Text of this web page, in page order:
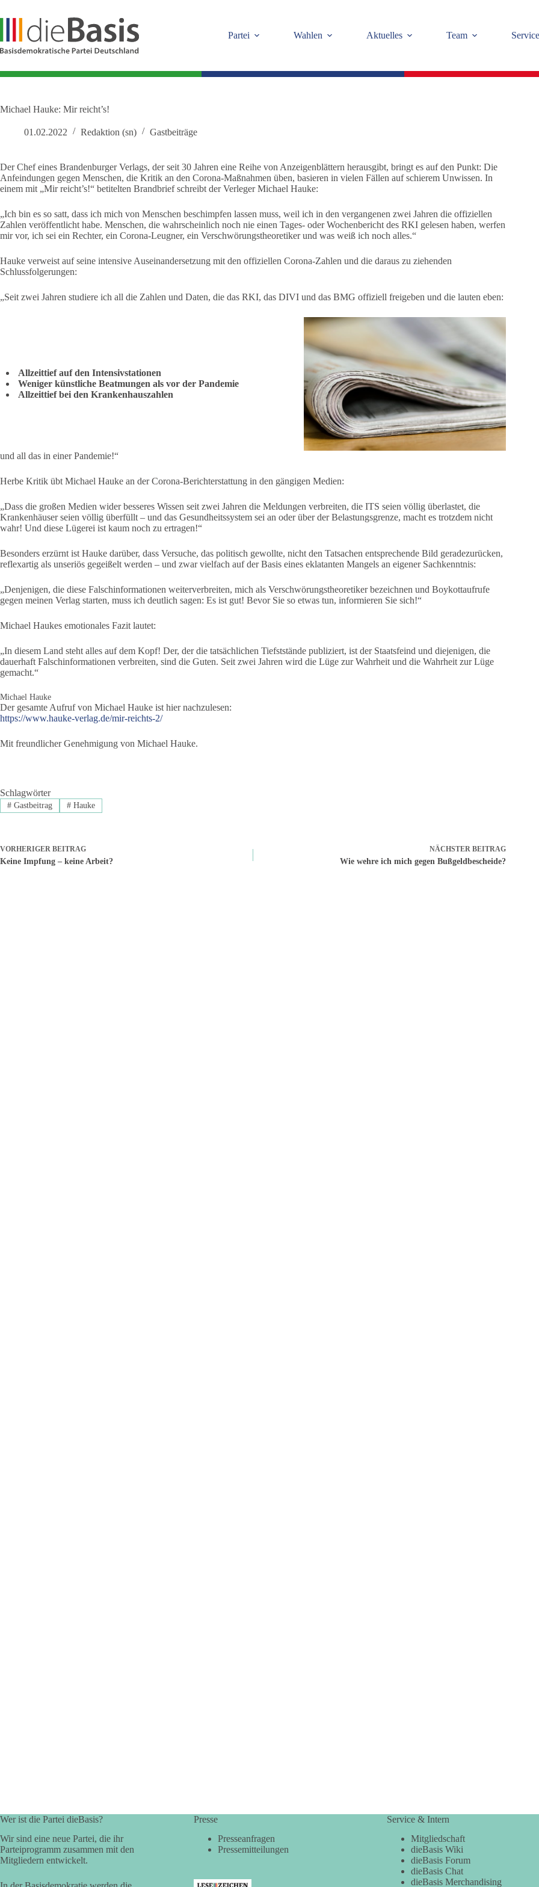
springen
Partei
Wahlen Aktuelles Team Service
Michael Hauke: Mir reicht’s!
01.02.2022 Redaktion (sn) Gastbeiträge
Der Chef eines Brandenburger Verlags, der seit 30 Jahren eine Reihe von Anzeigenblättern herausgibt, bringt es auf den Punkt: Die
Anfeindungen gegen Menschen, die Kritik an den Corona-Maßnahmen üben, basieren in vielen Fällen auf schierem Unwissen. In
einem mit „Mir reicht’s!“ betitelten Brandbrief schreibt der Verleger Michael Hauke:
„Ich bin es so satt, dass ich mich von Menschen beschimpfen lassen muss, weil ich in den vergangenen zwei Jahren die offiziellen
Zahlen veröffentlicht habe. Menschen, die wahrscheinlich noch nie einen Tages- oder Wochenbericht des RKI gelesen haben, werfen
mir vor, ich sei ein Rechter, ein Corona-Leugner, ein Verschwörungstheoretiker und was weiß ich noch alles.“
Hauke verweist auf seine intensive Auseinandersetzung mit den offiziellen Corona-Zahlen und die daraus zu ziehenden
Schlussfolgerungen:
„Seit zwei Jahren studiere ich all die Zahlen und Daten, die das RKI, das DIVI und das BMG offiziell freigeben und die lauten eben:
Allzeittief auf den Intensivstationen
Weniger künstliche Beatmungen als vor der Pandemie
Allzeittief bei den Krankenhauszahlen
und all das in einer Pandemie!“
Herbe Kritik übt Michael Hauke an der Corona-Berichterstattung in den gängigen Medien:
„Dass die großen Medien wider besseres Wissen seit zwei Jahren die Meldungen verbreiten, die ITS seien völlig überlastet, die
Krankenhäuser seien völlig überfüllt – und das Gesundheitssystem sei an oder über der Belastungsgrenze, macht es trotzdem nicht
wahr! Und diese Lügerei ist kaum noch zu ertragen!“
Besonders erzürnt ist Hauke darüber, dass Versuche, das politisch gewollte, nicht den Tatsachen entsprechende Bild geradezurücken,
reflexartig als unseriös gegeißelt werden – und zwar vielfach auf der Basis eines eklatanten Mangels an eigener Sachkenntnis:
„Denjenigen, die diese Falschinformationen weiterverbreiten, mich als Verschwörungstheoretiker bezeichnen und Boykottaufrufe
gegen meinen Verlag starten, muss ich deutlich sagen: Es ist gut! Bevor Sie so etwas tun, informieren Sie sich!“
Michael Haukes emotionales Fazit lautet:
„In diesem Land steht alles auf dem Kopf! Der, der die tatsächlichen Tiefststände publiziert, ist der Staatsfeind und diejenigen, die
dauerhaft Falschinformationen verbreiten, sind die Guten. Seit zwei Jahren wird die Lüge zur Wahrheit und die Wahrheit zur Lüge
gemacht.“
Michael Hauke
Der gesamte Aufruf von Michael Hauke ist hier nachzulesen:
https://www.hauke-verlag.de/mir-reichts-2/
Mit freundlicher Genehmigung von Michael Hauke.
Schlagwörter
#Gastbeitrag #Hauke
VORHERIGER BEITRAG
Keine Impfung – keine Arbeit?
NÄCHSTER BEITRAG
Wie wehre ich mich gegen Bußgeldbescheide?
Wer ist die Partei dieBasis?
Wir sind eine neue Partei, die ihr
Parteiprogramm zusammen mit den
Mitgliedern entwickelt.
Presse
Presseanfragen
Pressemitteilungen
Service & Intern
Mitgliedschaft
dieBasis Wiki
dieBasis Forum
dieBasis Chat
dieBasis Merchandising